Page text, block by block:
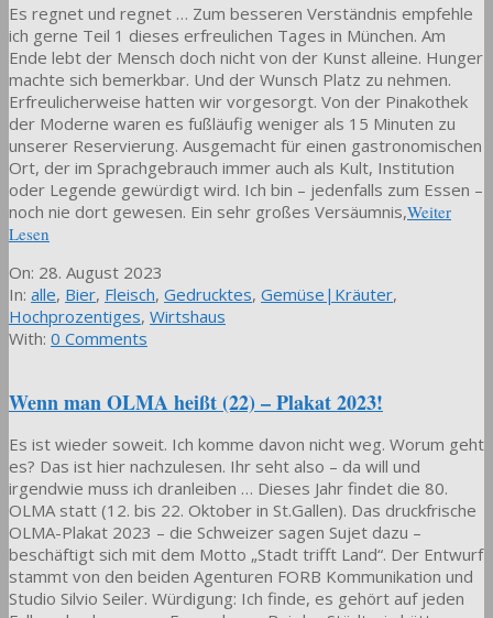
Es regnet und regnet … Zum besseren Verständnis empfehle
ich gerne Teil 1 dieses erfreulichen Tages in München. Am
Ende lebt der Mensch doch nicht von der Kunst alleine. Hunger
machte sich bemerkbar. Und der Wunsch Platz zu nehmen.
Erfreulicherweise hatten wir vorgesorgt. Von der Pinakothek
der Moderne waren es fußläufig weniger als 15 Minuten zu
unserer Reservierung. Ausgemacht für einen gastronomischen
Ort, der im Sprachgebrauch immer auch als Kult, Institution
oder Legende gewürdigt wird. Ich bin – jedenfalls zum Essen –
noch nie dort gewesen. Ein sehr großes Versäumnis,Weiter
Lesen
2023-
08-
28
On: 28. August 2023
In: alle, Bier, Fleisch, Gedrucktes, Gemüse|Kräuter,
Hochprozentiges, Wirtshaus
With: 0 Comments
Wenn man OLMA heißt (22) – Plakat 2023!
Es ist wieder soweit. Ich komme davon nicht weg. Worum geht
es? Das ist hier nachzulesen. Ihr seht also – da will und
irgendwie muss ich dranleiben … Dieses Jahr findet die 80.
OLMA statt (12. bis 22. Oktober in St.Gallen). Das druckfrische
OLMA-Plakat 2023 – die Schweizer sagen Sujet dazu –
beschäftigt sich mit dem Motto „Stadt trifft Land“. Der Entwurf
stammt von den beiden Agenturen FORB Kommunikation und
Studio Silvio Seiler. Würdigung: Ich finde, es gehört auf jeden